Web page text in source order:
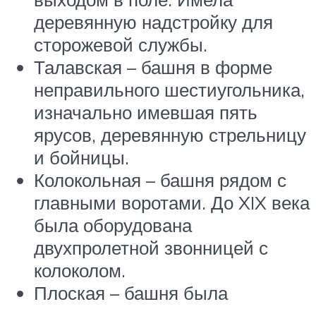
деревянную надстройку для
сторожевой службы.
Талавская – башня в форме
неправильного шестиугольника,
изначально имевшая пять
ярусов, деревянную стрельницу
и бойницы.
Колокольная – башня рядом с
главными воротами. До XIX века
была оборудована
двухпролетной звонницей с
колоколом.
Плоская – башня была